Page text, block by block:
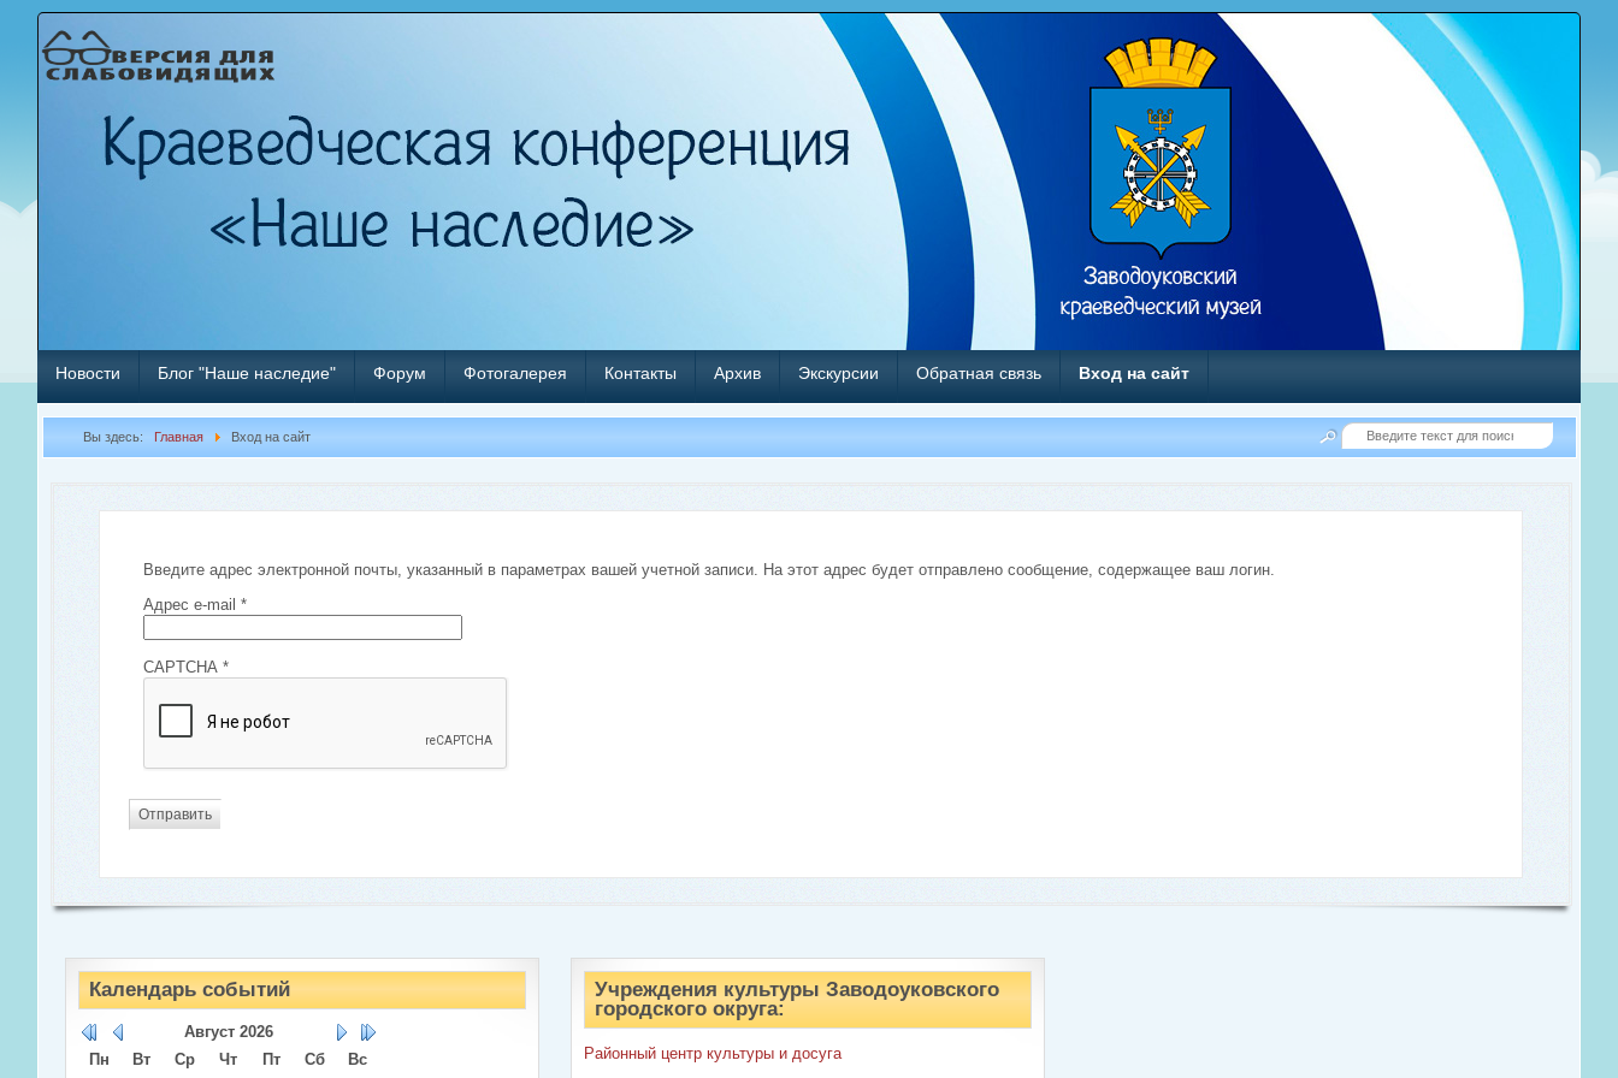
Новости Блог "Наше наследие" Форум Фотогалерея Контакты Архив Экскурсии Обратная связь Вход на сайт
Вы здесь: Главная Вход на сайт
Введите адрес электронной почты, указанный в параметрах вашей учетной записи. На этот адрес будет отправлено сообщение, содержащее ваш логин.
Адрес e-mail *
CAPTCHA*
Отправить
Календарь событий
Август 2026
Пн
Вт Ср Чт Пт Сб
Вс
Учреждения культуры Заводоуковского
городского округа:
Районный центр культуры и досуга